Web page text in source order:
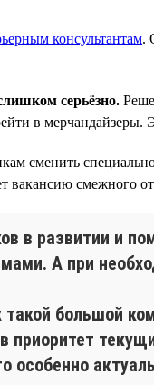
консультантам.
серьёзно.
в
сменить
вакансию смежного
в развитии и
А при
такой большой
приоритет
особенно